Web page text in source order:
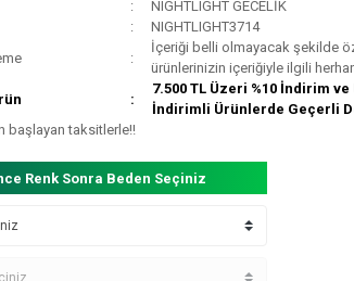
NIGHTLIGHT GECELİK
NIGHTLIGHT3714
İçeriği belli olmayacak şekilde
ürünlerinizin içeriğiyle ilgili
7.500 TL Üzeri %10 İndirim
İndirimli Ürünlerde Geçerli
başlayan taksitlerle!!
Renk Sonra Beden Seçiniz